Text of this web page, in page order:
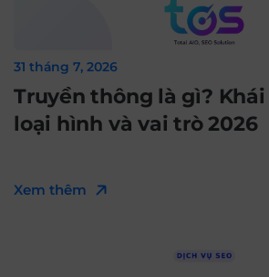
31 tháng 7, 2026
Truyền thông là gì?
loại hình và vai trò 2026
Xem thêm